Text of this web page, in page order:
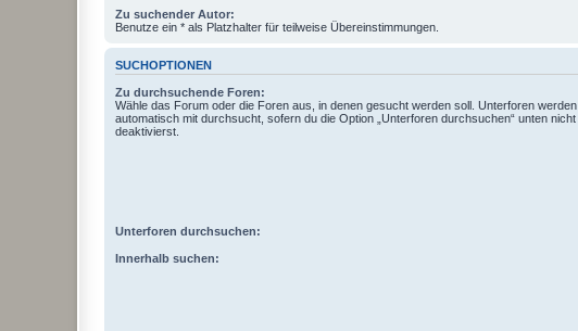
Zu suchender Autor:
Benutze ein * als Platzhalter für teilweise Übereinstimmungen.
SUCHOPTIONEN
Zu durchsuchende Foren:
Wähle das Forum oder die Foren aus, in denen gesucht werden soll. Unterforen werden
automatisch mit durchsucht, sofern du die Option „Unterforen durchsuchen“ unten nicht
deaktivierst.
Unterforen durchsuchen:
Innerhalb suchen: